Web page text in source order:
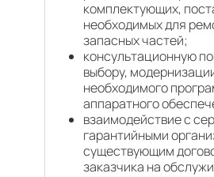
комплектующих,
необходимых для
запасных частей;
консультационную
выбору,
необходимого
аппаратного
взаимодействие с
гарантийными
существующим
заказчика на